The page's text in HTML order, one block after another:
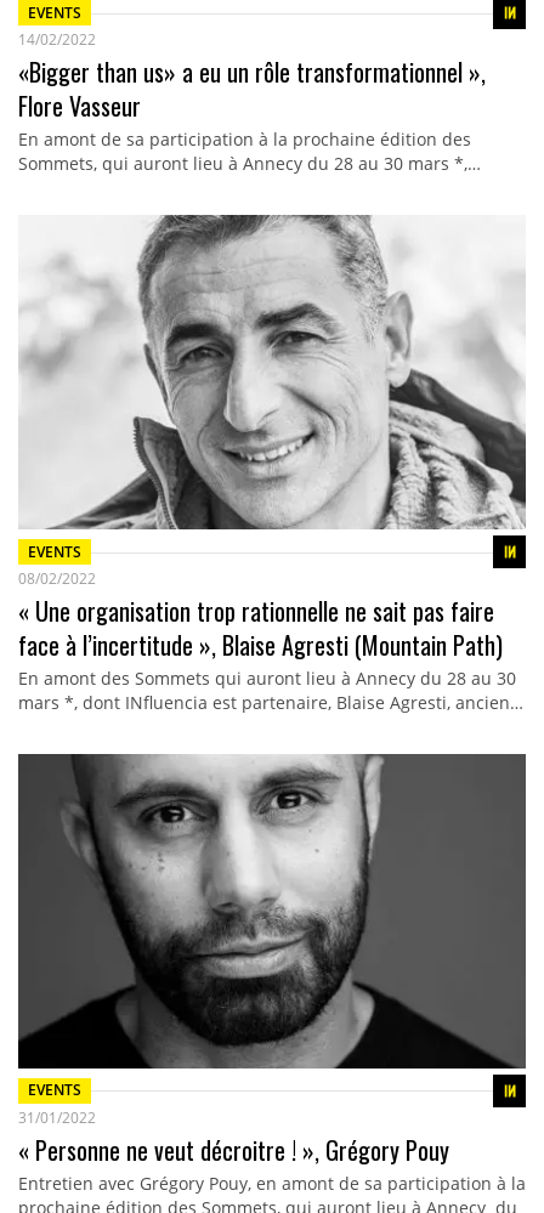
EVENTS
14/02/2022
«Bigger than us» a eu un rôle transformationnel »,
Flore Vasseur
En amont de sa participation à la prochaine édition des
Sommets, qui auront lieu à Annecy du 28 au 30 mars *,…
EVENTS
08/02/2022
« Une organisation trop rationnelle ne sait pas faire
face à l’incertitude », Blaise Agresti (Mountain Path)
En amont des Sommets qui auront lieu à Annecy du 28 au 30
mars *, dont INfluencia est partenaire, Blaise Agresti, ancien…
EVENTS
31/01/2022
« Personne ne veut décroitre ! », Grégory Pouy
Entretien avec Grégory Pouy, en amont de sa participation à la
prochaine édition des Sommets, qui auront lieu à Annecy du